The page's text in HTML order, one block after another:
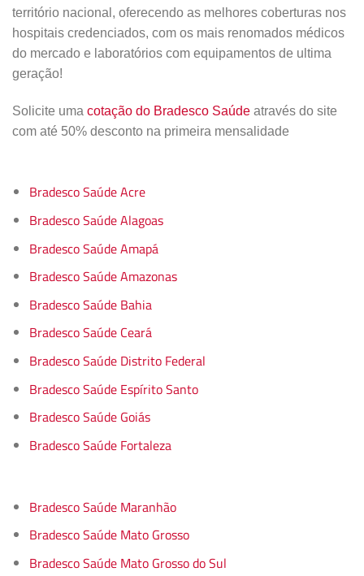
território nacional, oferecendo as melhores coberturas nos
hospitais credenciados, com os mais renomados médicos
do mercado e laboratórios com equipamentos de ultima
geração!
Solicite uma cotação do Bradesco Saúde através do site
com até 50% desconto na primeira mensalidade
Bradesco Saúde Acre
Bradesco Saúde Alagoas
Bradesco Saúde Amapá
Bradesco Saúde Amazonas
Bradesco Saúde Bahia
Bradesco Saúde Ceará
Bradesco Saúde Distrito Federal
Bradesco Saúde Espírito Santo
Bradesco Saúde Goiás
Bradesco Saúde Fortaleza
Bradesco Saúde Maranhão
Bradesco Saúde Mato Grosso
Bradesco Saúde Mato Grosso do Sul